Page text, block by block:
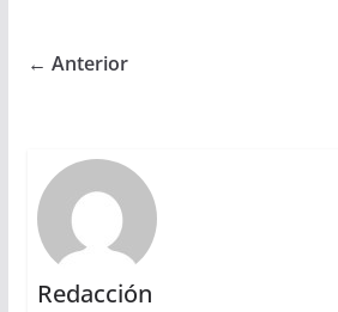
← Anterior
Redacción